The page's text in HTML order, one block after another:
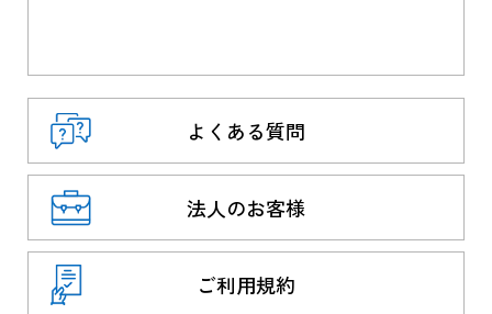
よくある質問
法人のお客様
ご利用規約